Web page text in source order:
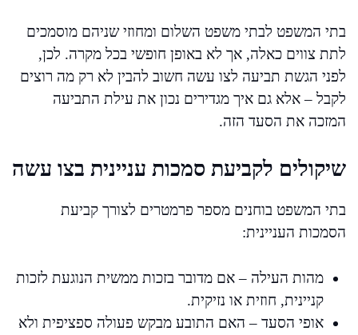
בתי המשפט לבתי משפט השלום ומחוזי שניהם מוסמכים
לתת צווים כאלה, אך לא באופן חופשי בכל מקרה. לכן,
לפני הגשת תביעה לצו עשה חשוב להבין לא רק מה רוצים
לקבל – אלא גם איך מגדירים נכון את עילת התביעה
המזכה את הסעד הזה.
שיקולים לקביעת סמכות עניינית בצו עשה
בתי המשפט בוחנים מספר פרמטרים לצורך קביעת
הסמכות העניינית:
מהות העילה – אם מדובר בזכות ממשית הנוגעת לזכות
קניינית, חוזית או נזיקית.
אופי הסעד – האם התובע מבקש פעולה ספציפית ולא